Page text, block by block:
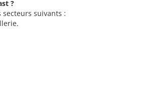
?
suivants :